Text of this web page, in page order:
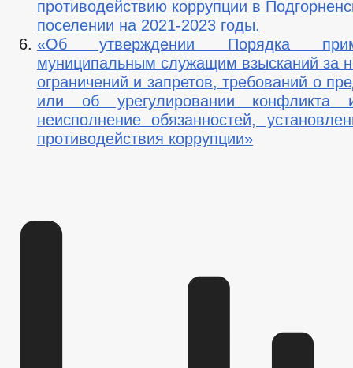
противодействию коррупции в
поселении на 2021-2023 годы.
«Об утверждении Порядка
муниципальным служащим взысканий за
ограничений и запретов, требований о
или об урегулировании конфликта
неисполнение обязанностей,
противодействия коррупции»